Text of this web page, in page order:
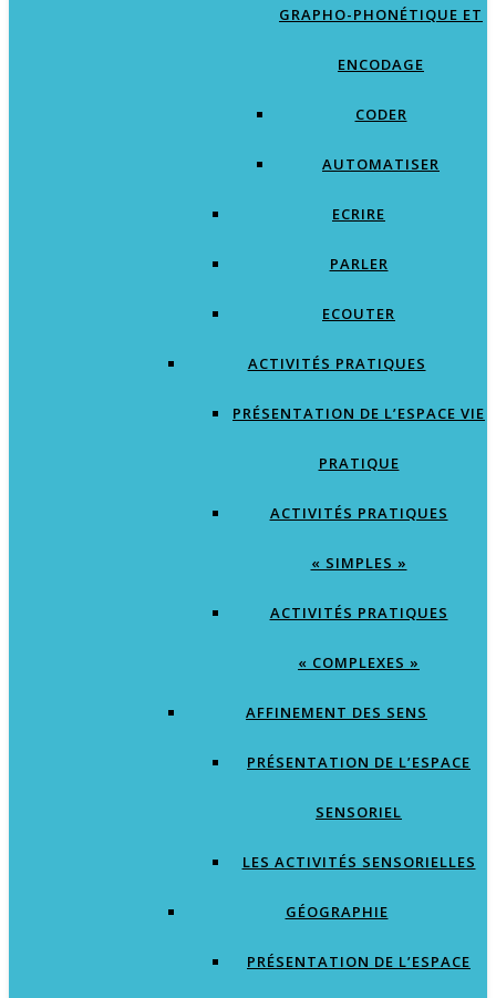
GRAPHO-PHONÉTIQUE ET
ENCODAGE
CODER
AUTOMATISER
ECRIRE
PARLER
ECOUTER
ACTIVITÉS PRATIQUES
PRÉSENTATION DE L’ESPACE VIE
PRATIQUE
ACTIVITÉS PRATIQUES
« SIMPLES »
ACTIVITÉS PRATIQUES
« COMPLEXES »
AFFINEMENT DES SENS
PRÉSENTATION DE L’ESPACE
SENSORIEL
LES ACTIVITÉS SENSORIELLES
GÉOGRAPHIE
PRÉSENTATION DE L’ESPACE